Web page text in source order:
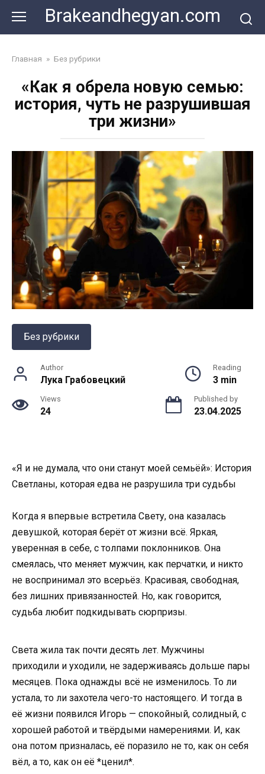
content
Brakeandhegyan.com
Главная » Без рубрики
«Как я обрела новую семью:
история, чуть не разрушившая
три жизни»
Без рубрики
Author
Лука Грабовецкий
Reading
3 min
Views
24
Published by
23.04.2025
«Я и не думала, что они станут моей семьёй»: История
Светланы, которая едва не разрушила три судьбы
Когда я впервые встретила Свету, она казалась
девушкой, которая берёт от жизни всё. Яркая,
уверенная в себе, с толпами поклонников. Она
смеялась, что меняет мужчин, как перчатки, и никто
не воспринимал это всерьёз. Красивая, свободная,
без лишних привязанностей. Но, как говорится,
судьба любит подкидывать сюрпризы.
Света жила так почти десять лет. Мужчины
приходили и уходили, не задерживаясь дольше пары
месяцев. Пока однажды всё не изменилось. То ли
устала, то ли захотела чего-то настоящего. И тогда в
её жизни появился Игорь — спокойный, солидный, с
хорошей работой и твёрдыми намерениями. И, как
она потом призналась, её поразило не то, как он себя
вёл, а то, как он её *ценил*.